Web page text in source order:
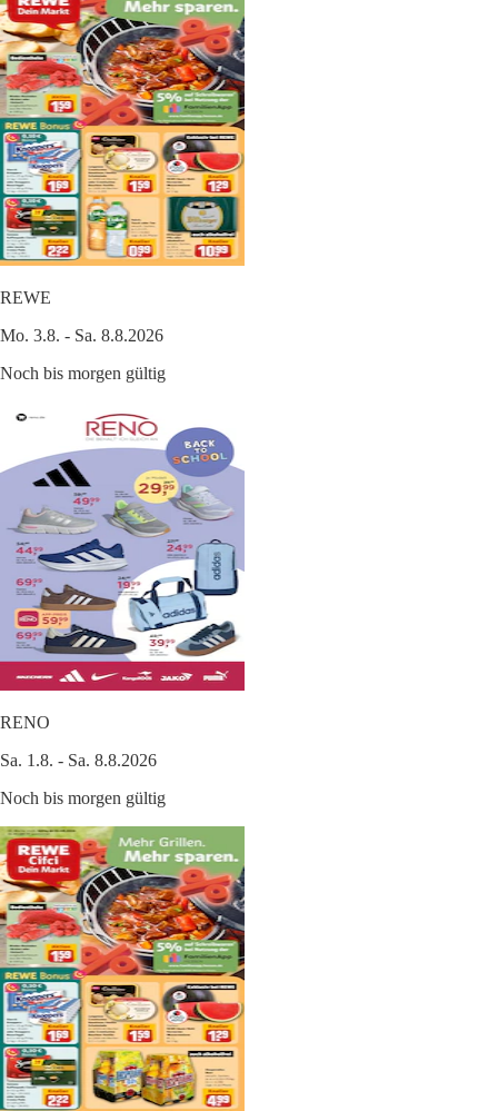
REWE
Mo. 3.8. - Sa. 8.8.2026
Noch bis morgen gültig
RENO
Sa. 1.8. - Sa. 8.8.2026
Noch bis morgen gültig